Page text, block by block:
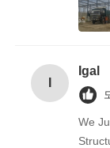
Igal
We Just Finished Our First Order Of A Steel
Structure Workshop, And